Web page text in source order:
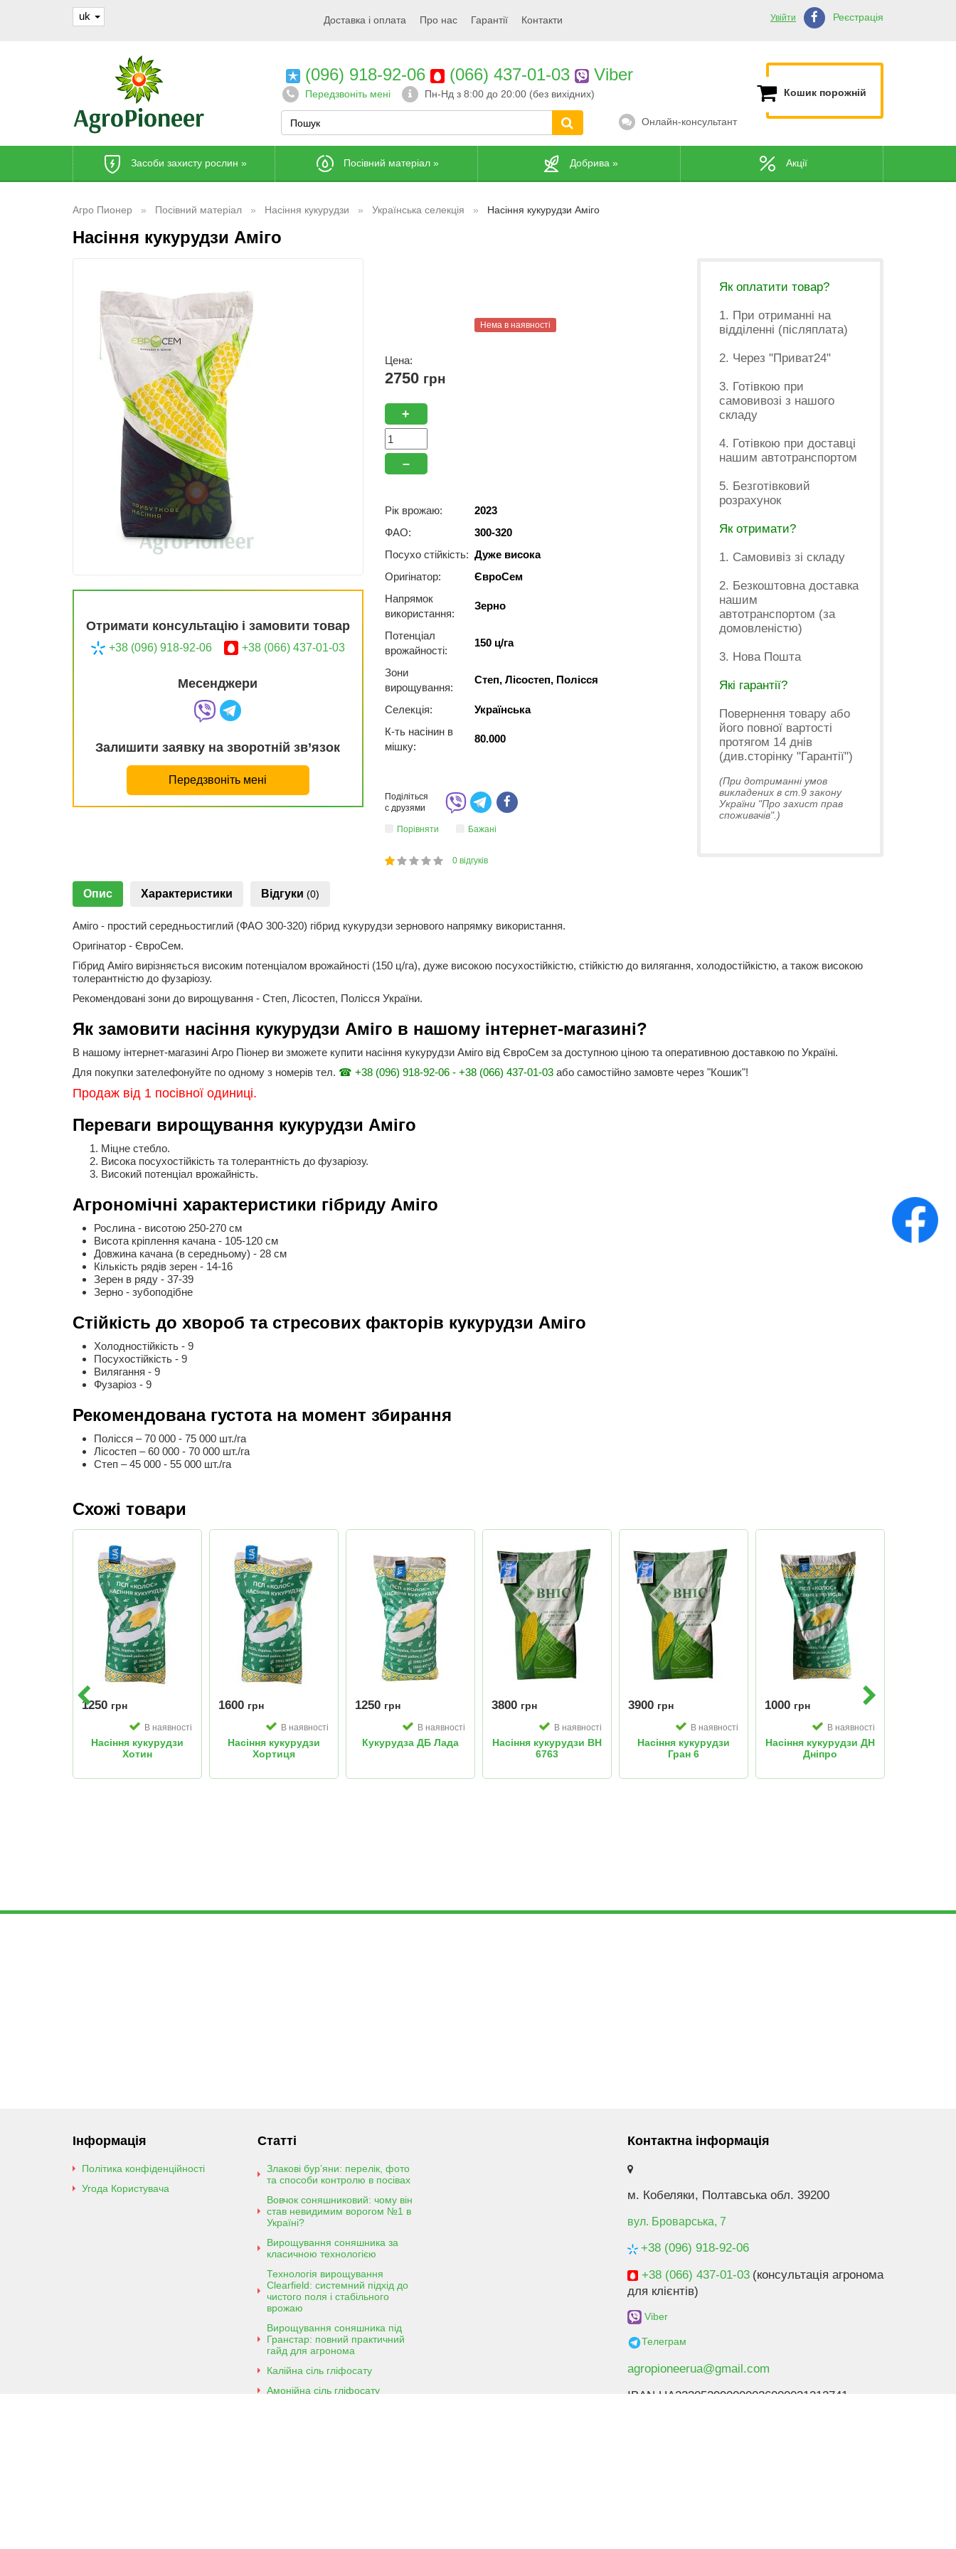
uk Увійти Реєстрація
Доставка і оплата Про нас Гарантії Контакти
(096) 918-92-06 (066) 437-01-03 Viber
Передзвоніть мені Пн-Нд з 8:00 до 20:00 (без вихідних)
Онлайн-консультант
Кошик порожній
Засоби захисту рослин » Посівний матеріал » Добрива » Акції
Агро Пионер Посівний матеріал Насіння кукурудзи Українська селекція Насіння кукурудзи Аміго
Насіння кукурудзи Аміго
Отримати консультацію і замовити товар
+38 (096) 918-92-06 +38 (066) 437-01-03
Месенджери
Залишити заявку на зворотній зв’язок
Передзвоніть мені
Нема в наявності
Цена:
2750 грн
+
–
Рік врожаю:
2023
ФАО:
300-320
Посухо стійкість: Дуже висока
Оригінатор:
ЄвроСем
Напрямок
використання:
Зерно
Потенціал
врожайності:
150 ц/га
Зони
вирощування:
Степ, Лісостеп, Полісся
Селекція:
Українська
К-ть насінин в
мішку:
80.000
Поділіться
с друзями
Порівняти Бажані
20
1
2
3
4
5 0відгуків
Як оплатити товар?
1. При отриманні на
відділенні (післяплата)
2. Через "Приват24"
3. Готівкою при
самовивозі з нашого
складу
4. Готівкою при доставці
нашим автотранспортом
5. Безготівковий
розрахунок
Як отримати?
1. Самовивіз зі складу
2. Безкоштовна доставка
нашим
автотранспортом (за
домовленістю)
3. Нова Пошта
Які гарантії?
Повернення товару або
його повної вартості
протягом 14 днів
(див.сторінку "Гарантії")
(При дотриманні умов
викладених в ст.9 закону
України "Про захист прав
споживачів".)
Опис Характеристики Відгуки (0)
Аміго - простий середньостиглий (ФАО 300-320) гібрид кукурудзи зернового напрямку використання.
Оригінатор - ЄвроСем.
Гібрид Аміго вирізняється високим потенціалом врожайності (150 ц/га), дуже високою посухостійкістю, стійкістю до вилягання, холодостійкістю, а також високою
толерантністю до фузаріозу.
Рекомендовані зони до вирощування - Степ, Лісостеп, Полісся України.
Як замовити насіння кукурудзи Аміго в нашому інтернет-магазині?
В нашому інтернет-магазині Агро Піонер ви зможете купити насіння кукурудзи Аміго від ЄвроСем за доступною ціною та оперативною доставкою по Україні.
Для покупки зателефонуйте по одному з номерів тел. ☎ +38 (096) 918-92-06 - +38 (066) 437-01-03 або самостійно замовте через "Кошик"!
Продаж від 1 посівної одиниці.
Переваги вирощування кукурудзи Аміго
Міцне стебло.
Висока посухостійкість та толерантність до фузаріозу.
Високий потенціал врожайність.
Агрономічні характеристики гібриду Аміго
Рослина - висотою 250-270 см
Висота кріплення качана - 105-120 см
Довжина качана (в середньому) - 28 см
Кількість рядів зерен - 14-16
Зерен в ряду - 37-39
Зерно - зубоподібне
Стійкіcть до хвороб та стресових факторів кукурудзи Аміго
Холодностійкість - 9
Посухостійкість - 9
Вилягання - 9
Фузаріоз - 9
Рекомендована густота на момент збирання
Полісся – 70 000 - 75 000 шт./га
Лісостеп – 60 000 - 70 000 шт./га
Степ – 45 000 - 55 000 шт./га
Схожі товари
1250 грн
В наявності
Насіння кукурудзи
Хотин
1600 грн
В наявності
Насіння кукурудзи
Хортиця
1250 грн
В наявності
Кукурудза ДБ Лада
3800 грн
В наявності
Насіння кукурудзи ВН
6763
3900 грн
В наявності
Насіння кукурудзи
Гран 6
1000 грн
В наявності
Насіння кукурудзи ДН
Дніпро
Інформація
Політика конфіденційності
Угода Користувача
Статті
Злакові бур’яни: перелік, фото
та способи контролю в посівах
Вовчок соняшниковий: чому він
став невидимим ворогом №1 в
Україні?
Вирощування соняшника за
класичною технологією
Технологія вирощування
Clearfield: системний підхід до
чистого поля і стабільного
врожаю
Вирощування соняшника під
Гранстар: повний практичний
гайд для агронома
Калійна сіль гліфосату
Амонійна сіль гліфосату
Контактна інформація
м. Кобеляки, Полтавська обл. 39200
вул. Броварська, 7
+38 (096) 918-92-06
+38 (066) 437-01-03 (консультація агронома
для клієнтів)
Viber
Телеграм
agropioneerua@gmail.com
IBAN UA233052990000026000031212741